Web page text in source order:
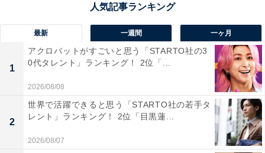
だけど、違う人に見える。それがすごい」（50代女性／
神奈川県）、「彼の演技力によって、物語の緊張感や深
みが増し、視聴者として感情移入しやすくなっている」
（30代女性／埼玉県）などの意見が寄せられました。
『しあわせな結婚』に関する商品をAmazonで見る
最新 一週間 一ヶ月
1
アクロバットがすごいと思う「STARTO社の3
0代タレント」ランキング！ 2位「...
2026/08/08
2
世界で活躍できると思う「STARTO社の若手タ
レント」ランキング！ 2位「目黒蓮...
2026/08/07